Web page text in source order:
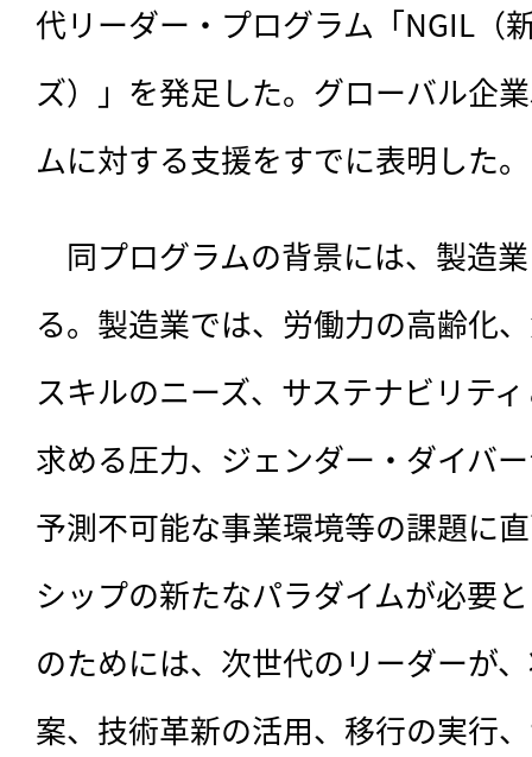
代リーダー・プログラム「NGIL（
ズ）」を発足した。グローバル企
ムに対する支援をすでに表明した。
同プログラムの背景には、 製造
る。製造業では、労働力の高齢化
スキルのニーズ、サステナビリテ
求める圧力、ジェンダー・ダイバ
予測不可能な事業環境等の課題に
シップの新たなパラダイムが必要
のためには、次世代のリーダーが
案、技術革新の活用、移行の実行